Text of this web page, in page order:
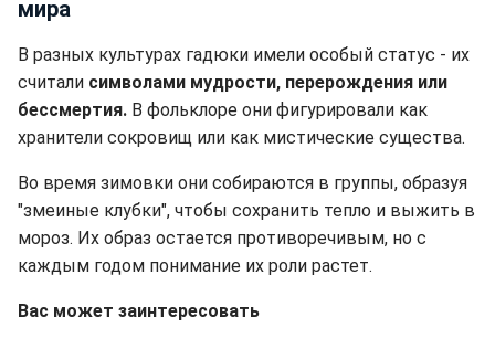
мира
В разных культурах гадюки имели особый статус - их
считали символами мудрости, перерождения или
бессмертия. В фольклоре они фигурировали как
хранители сокровищ или как мистические существа.
Во время зимовки они собираются в группы, образуя
"змеиные клубки", чтобы сохранить тепло и выжить в
мороз. Их образ остается противоречивым, но с
каждым годом понимание их роли растет.
Вас может заинтересовать